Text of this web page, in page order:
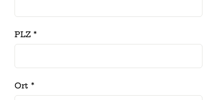
PLZ *
Ort *